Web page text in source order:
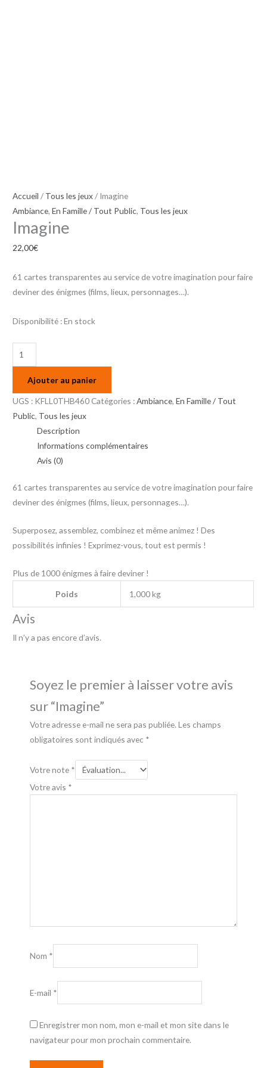
Accueil / Tous les jeux/ Imagine
Ambiance,En Famille / Tout Public, Tous les jeux
Imagine
22,00€
61 cartes transparentes au service de votre imagination pour faire
deviner des énigmes (films, lieux, personnages…).
Disponibilité :En stock
Ajouter au panier
UGS : KFLL0THB460 Catégories :Ambiance,En Famille / Tout
Public, Tous les jeux
Description
Informations complémentaires
Avis (0)
61 cartes transparentes au service de votre imagination pour faire
deviner des énigmes (films, lieux, personnages…).
Superposez, assemblez, combinez et même animez ! Des
possibilités infinies ! Exprimez-vous, tout est permis !
Plus de 1000 énigmes à faire deviner !
Poids 1,000 kg
Avis
Il n’y a pas encore d’avis.
Soyez le premier à laisser votre avis
sur “Imagine”
Votre adresse e-mail ne sera pas publiée. Les champs
obligatoires sont indiqués avec *
Votre note *
Votre avis *
Nom *
E-mail *
Enregistrer mon nom, mon e-mail et mon site dans le
navigateur pour mon prochain commentaire.